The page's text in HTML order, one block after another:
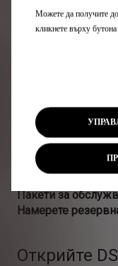
Намерете център
Поискайте оферта
Запишете час за
DS Assistance
Пакети за
Намерете
Открийте DS
Можете да получите
кликнете върху